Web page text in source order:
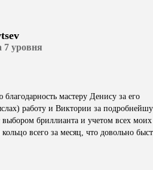
7 уровня
мастеру Денису за его
работу и Виктории за
бриллианта и учетом всех моих
всего за месяц, что довольно